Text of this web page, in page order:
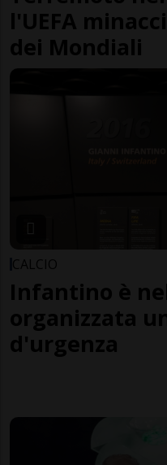
l'UEFA
dei Mondiali
CALCIO
Infantino è
organizzata
d'urgenza